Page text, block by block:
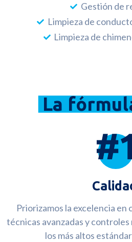
Gestión de
Limpieza de
Limpieza de
La
Priorizamos la excelencia en
técnicas avanzadas y
los más altos